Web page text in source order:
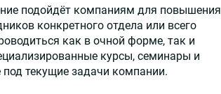
подойдёт компаниям для повышения
конкретного отдела или всего
как в очной форме, так и
курсы, семинары и
под текущие задачи компании.